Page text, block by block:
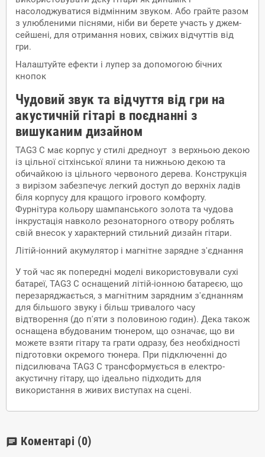
насолоджуватися відмінним звуком. Або грайте разом
з улюбленими піснями, ніби ви берете участь у джем-
сейшені, для отримання нових, свіжих відчуттів від
гри.
Налаштуйте ефекти і лупер за допомогою бічних
кнопок
Чудовий звук та відчуття від гри на
акустичній гітарі в поєднанні з
вишуканим дизайном
TAG3 C має корпус у стилі дредноут з верхньою декою
із цільної сітхінської ялини та нижньою декою та
обичайкою із цільного червоного дерева. Конструкція
з вирізом забезпечує легкий доступ до верхніх ладів
біля корпусу для кращого ігрового комфорту.
Фурнітура кольору шампанського золота та чудова
інкрустація навколо резонаторного отвору роблять
свій внесок у характерний стильний дизайн гітари.
Літій-іонний акумулятор і магнітне зарядне з'єднання
У той час як попередні моделі використовували сухі
батареї, TAG3 C оснащений літій-іонною батареєю, що
перезаряджається, з магнітним зарядним з'єднанням
для більшого звуку і більш тривалого часу
відтворення (до п'яти з половиною годин). Дека також
оснащена вбудованим тюнером, що означає, що ви
можете взяти гітару та грати одразу, без необхідності
підготовки окремого тюнера. При підключенні до
підсилювача TAG3 C трансформується в електро-
акустичну гітару, що ідеально підходить для
використання в живих виступах на сцені.
chat Коментарі (0)